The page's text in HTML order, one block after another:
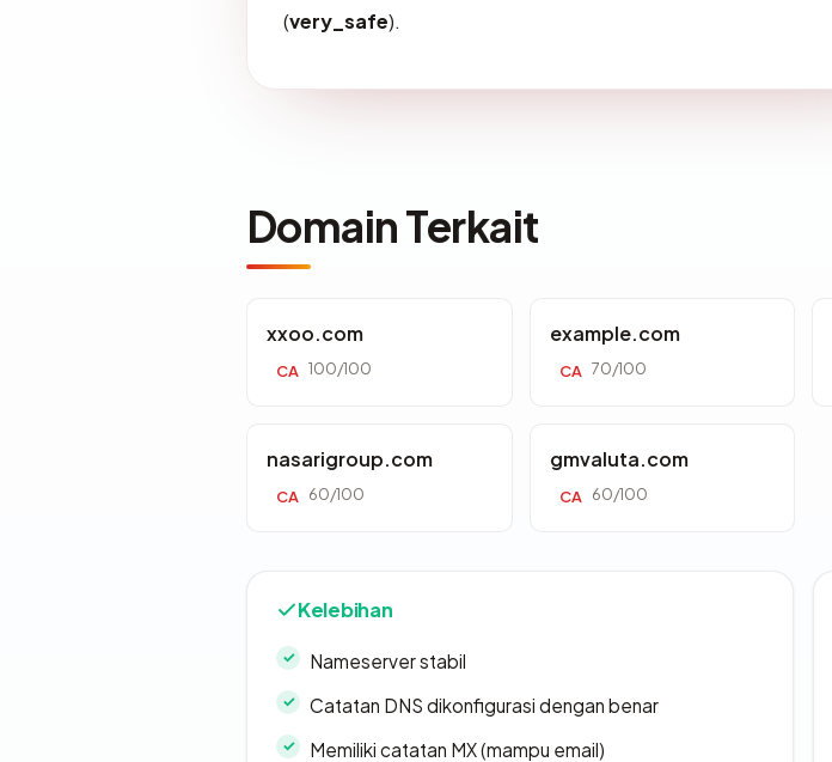
(very_safe).
Domain Terkait
xxoo.com
CA 100/100
example.com
CA 70/100
nasarigroup.com
CA 60/100
gmvaluta.com
CA 60/100
Kelebihan
Nameserver stabil
Catatan DNS dikonfigurasi dengan benar
Memiliki catatan MX (mampu email)